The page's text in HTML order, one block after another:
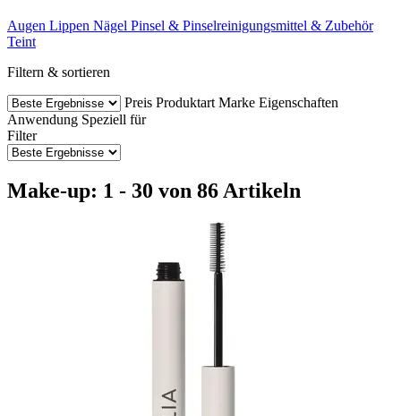
Augen Lippen Nägel Pinsel & Pinselreinigungsmittel & Zubehör
Teint
Filtern & sortieren
Preis Produktart Marke Eigenschaften
Anwendung Speziell für
Filter
Make-up: 1 - 30 von 86 Artikeln